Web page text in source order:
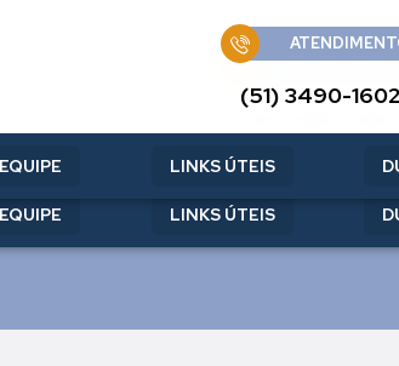
LINKS ÚTEIS
(51) 3490-
LINKS ÚTEIS